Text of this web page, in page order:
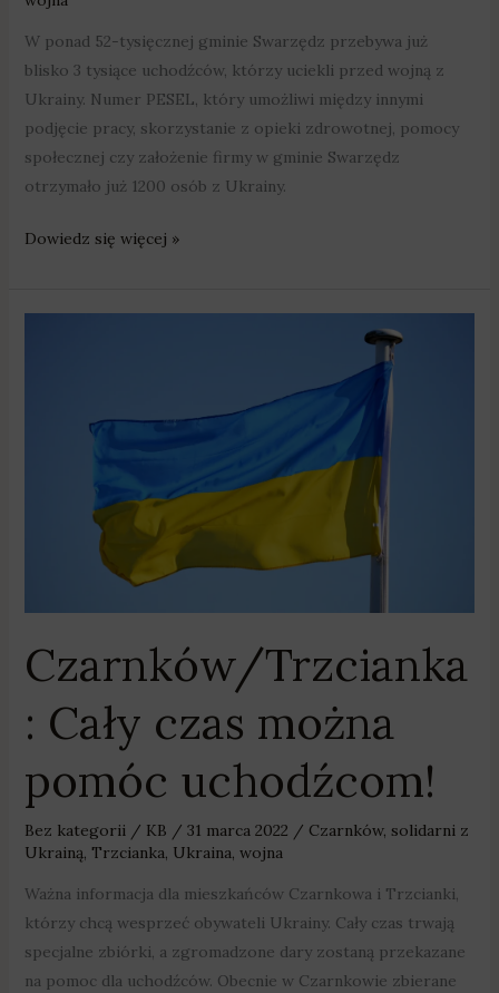
W ponad 52-tysięcznej gminie Swarzędz przebywa już
blisko 3 tysiące uchodźców, którzy uciekli przed wojną z
Ukrainy. Numer PESEL, który umożliwi między innymi
podjęcie pracy, skorzystanie z opieki zdrowotnej, pomocy
społecznej czy założenie firmy w gminie Swarzędz
otrzymało już 1200 osób z Ukrainy.
Dowiedz się więcej »
Czarnków/Trzcianka
: Cały czas można
pomóc uchodźcom!
Bez kategorii/ KB / 31 marca 2022 / Czarnków, solidarni z
Ukrainą, Trzcianka, Ukraina, wojna
Ważna informacja dla mieszkańców Czarnkowa i Trzcianki,
którzy chcą wesprzeć obywateli Ukrainy. Cały czas trwają
specjalne zbiórki, a zgromadzone dary zostaną przekazane
na pomoc dla uchodźców. Obecnie w Czarnkowie zbierane